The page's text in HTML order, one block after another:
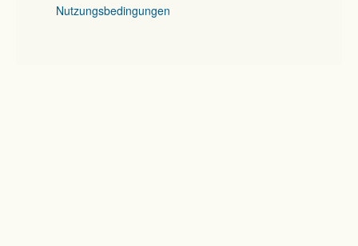
Nutzungsbedingungen